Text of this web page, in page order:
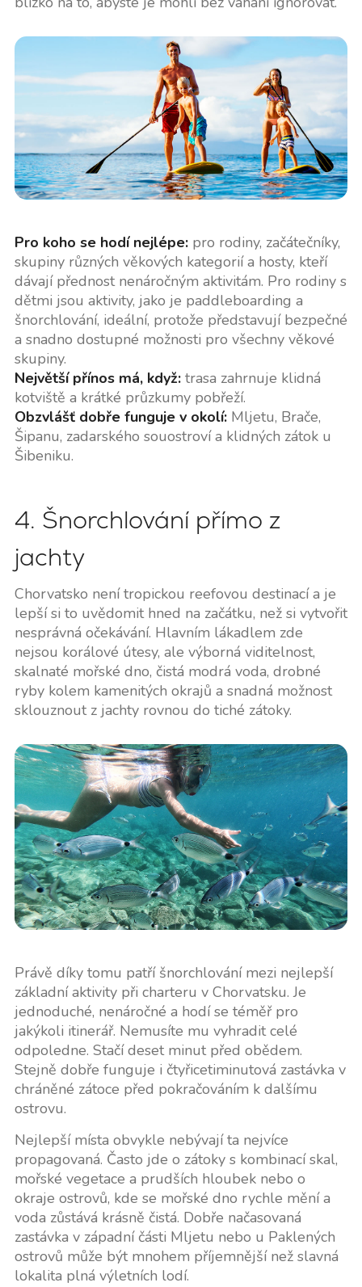
Pro koho se hodí nejlépe:pro rodiny, začátečníky,
skupiny různých věkových kategorií a hosty, kteří
dávají přednost nenáročným aktivitám. Pro rodiny s
dětmi jsou aktivity, jako je paddleboarding a
šnorchlování, ideální, protože představují bezpečné
a snadno dostupné možnosti pro všechny věkové
skupiny.
Největší přínos má, když:trasa zahrnuje klidná
kotviště a krátké průzkumy pobřeží.
Obzvlášť dobře funguje v okolí:Mljetu, Brače,
Šipanu, zadarského souostroví a klidných zátok u
Šibeniku.
4. Šnorchlování přímo z
jachty
Chorvatsko není tropickou reefovou destinací a je
lepší si to uvědomit hned na začátku, než si vytvořit
nesprávná očekávání. Hlavním lákadlem zde
nejsou korálové útesy, ale výborná viditelnost,
skalnaté mořské dno, čistá modrá voda, drobné
ryby kolem kamenitých okrajů a snadná možnost
sklouznout z jachty rovnou do tiché zátoky.
Právě díky tomu patří šnorchlování mezi nejlepší
základní aktivity při charteru v Chorvatsku. Je
jednoduché, nenáročné a hodí se téměř pro
jakýkoli itinerář. Nemusíte mu vyhradit celé
odpoledne. Stačí deset minut před obědem.
Stejně dobře funguje i čtyřicetiminutová zastávka v
chráněné zátoce před pokračováním k dalšímu
ostrovu.
Nejlepší místa obvykle nebývají ta nejvíce
propagovaná. Často jde o zátoky s kombinací skal,
mořské vegetace a prudších hloubek nebo o
okraje ostrovů, kde se mořské dno rychle mění a
voda zůstává krásně čistá. Dobře načasovaná
zastávka v západní části Mljetu nebo u Paklených
ostrovů může být mnohem příjemnější než slavná
lokalita plná výletních lodí.